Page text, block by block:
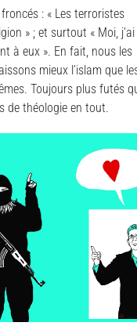
: « Les terroristes
» ; et surtout « Moi,
à eux ». En fait, nous les
mieux l’islam que
Toujours plus futés
de théologie en tout.